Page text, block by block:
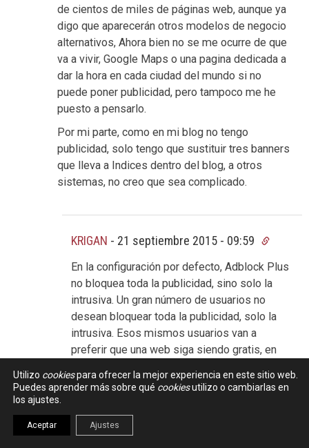
de cientos de miles de páginas web, aunque ya
digo que aparecerán otros modelos de negocio
alternativos, Ahora bien no se me ocurre de que
va a vivir, Google Maps o una pagina dedicada a
dar la hora en cada ciudad del mundo si no
puede poner publicidad, pero tampoco me he
puesto a pensarlo.
Por mi parte, como en mi blog no tengo
publicidad, solo tengo que sustituir tres banners
que lleva a Indices dentro del blog, a otros
sistemas, no creo que sea complicado.
KRIGAN - 21 septiembre 2015 - 09:59
En la configuración por defecto, Adblock Plus
no bloquea toda la publicidad, sino solo la
intrusiva. Un gran número de usuarios no
desean bloquear toda la publicidad, solo la
intrusiva. Esos mismos usuarios van a
preferir que una web siga siendo gratis, en
precio. Yo diría que hay base para alcanzar
Utilizo cookiespara ofrecer la mejor experiencia en este sitio web.
Puedes aprender más sobre qué cookiesutilizo o cambiarlas en
los ajustes.
Aceptar Ajustes